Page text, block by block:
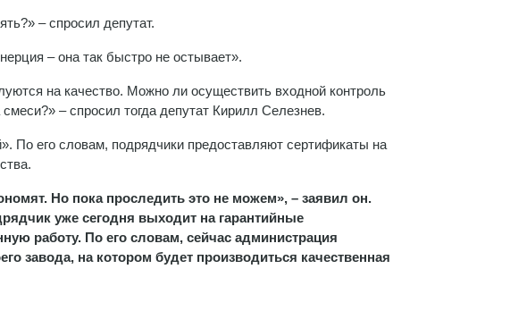
– спросил депутат.
– она так быстро не остывает».
на качество. Можно ли осуществить входной контроль
– спросил тогда депутат Кирилл Селезнев.
По его словам, подрядчики предоставляют сертификаты на
Но пока проследить это не можем», – заявил он.
уже сегодня выходит на гарантийные
работу. По его словам, сейчас администрация
завода, на котором будет производиться качественная